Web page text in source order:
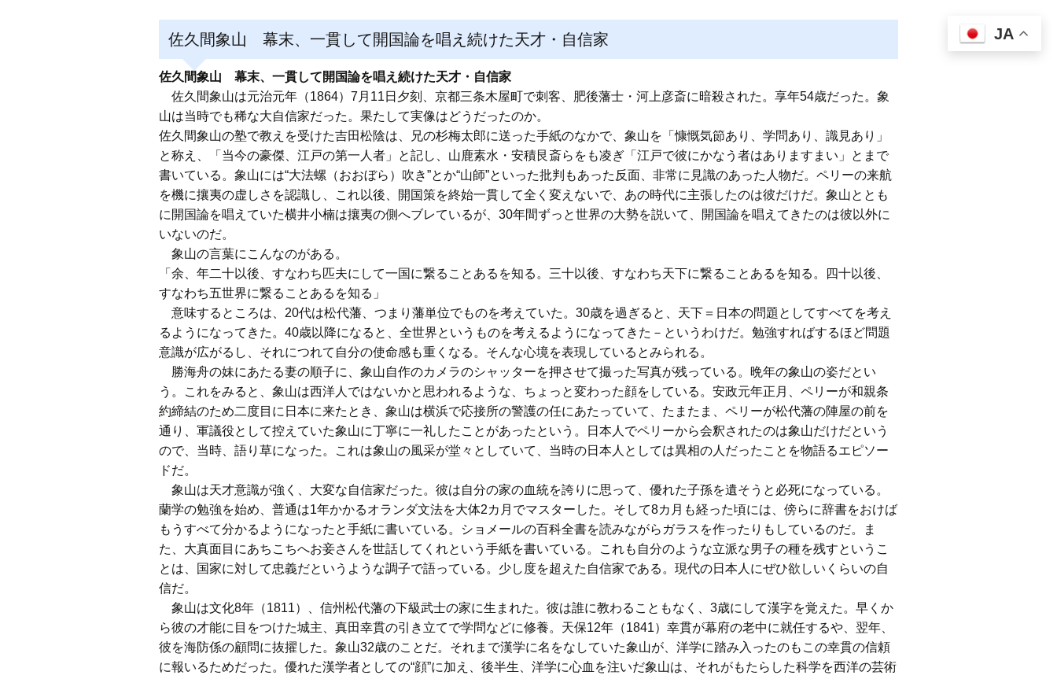
佐久間象山 幕末、一貫して開国論を唱え続けた天才・自信家
佐久間象山 幕末、一貫して開国論を唱え続けた天才・自信家
佐久間象山は元治元年（1864）7月11日夕刻、京都三条木屋町で刺客、肥後藩士・河上彦斎に暗殺された。享年54歳だった。象
山は当時でも稀な大自信家だった。果たして実像はどうだったのか。
佐久間象山の塾で教えを受けた吉田松陰は、兄の杉梅太郎に送った手紙のなかで、象山を「慷慨気節あり、学問あり、識見あり」
と称え、「当今の豪傑、江戸の第一人者」と記し、山鹿素水・安積艮斎らをも凌ぎ「江戸で彼にかなう者はありますまい」とまで
書いている。象山には“大法螺（おおぼら）吹き”とか“山師”といった批判もあった反面、非常に見識のあった人物だ。ペリーの来航
を機に攘夷の虚しさを認識し、これ以後、開国策を終始一貫して全く変えないで、あの時代に主張したのは彼だけだ。象山ととも
に開国論を唱えていた横井小楠は攘夷の側へブレているが、30年間ずっと世界の大勢を説いて、開国論を唱えてきたのは彼以外に
いないのだ。
象山の言葉にこんなのがある。
「余、年二十以後、すなわち匹夫にして一国に繋ることあるを知る。三十以後、すなわち天下に繋ることあるを知る。四十以後、
すなわち五世界に繋ることあるを知る」
意味するところは、20代は松代藩、つまり藩単位でものを考えていた。30歳を過ぎると、天下＝日本の問題としてすべてを考え
るようになってきた。40歳以降になると、全世界というものを考えるようになってきた－というわけだ。勉強すればするほど問題
意識が広がるし、それにつれて自分の使命感も重くなる。そんな心境を表現しているとみられる。
勝海舟の妹にあたる妻の順子に、象山自作のカメラのシャッターを押させて撮った写真が残っている。晩年の象山の姿だとい
う。これをみると、象山は西洋人ではないかと思われるような、ちょっと変わった顔をしている。安政元年正月、ペリーが和親条
約締結のため二度目に日本に来たとき、象山は横浜で応接所の警護の任にあたっていて、たまたま、ペリーが松代藩の陣屋の前を
通り、軍議役として控えていた象山に丁寧に一礼したことがあったという。日本人でペリーから会釈されたのは象山だけだという
ので、当時、語り草になった。これは象山の風采が堂々としていて、当時の日本人としては異相の人だったことを物語るエピソー
ドだ。
象山は天才意識が強く、大変な自信家だった。彼は自分の家の血統を誇りに思って、優れた子孫を遺そうと必死になっている。
蘭学の勉強を始め、普通は1年かかるオランダ文法を大体2カ月でマスターした。そして8カ月も経った頃には、傍らに辞書をおけば
もうすべて分かるようになったと手紙に書いている。ショメールの百科全書を読みながらガラスを作ったりもしているのだ。ま
た、大真面目にあちこちへお妾さんを世話してくれという手紙を書いている。これも自分のような立派な男子の種を残すというこ
とは、国家に対して忠義だというような調子で語っている。少し度を超えた自信家である。現代の日本人にぜひ欲しいくらいの自
信だ。
象山は文化8年（1811）、信州松代藩の下級武士の家に生まれた。彼は誰に教わることもなく、3歳にして漢字を覚えた。早くか
ら彼の才能に目をつけた城主、真田幸貫の引き立てで学問などに修養。天保12年（1841）幸貫が幕府の老中に就任するや、翌年、
彼を海防係の顧問に抜擢した。象山32歳のことだ。それまで漢学に名をなしていた象山が、洋学に踏み入ったのもこの幸貫の信頼
に報いるためだった。優れた漢学者としての“顔”に加え、後半生、洋学に心血を注いだ象山は、それがもたらした科学を西洋の芸術
JA